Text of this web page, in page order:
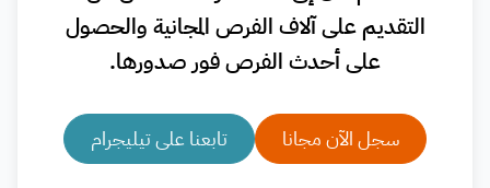
التقديم على آلاف الفرص المجانية والحصول
على أحدث الفرص فور صدورها.
سجل الآن مجانا تابعنا على تيليجرام